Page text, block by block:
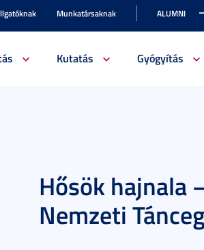
Munkatársaknak ALUMNI
Kutatás Gyógyítás
Hősök hajnala
Nemzeti